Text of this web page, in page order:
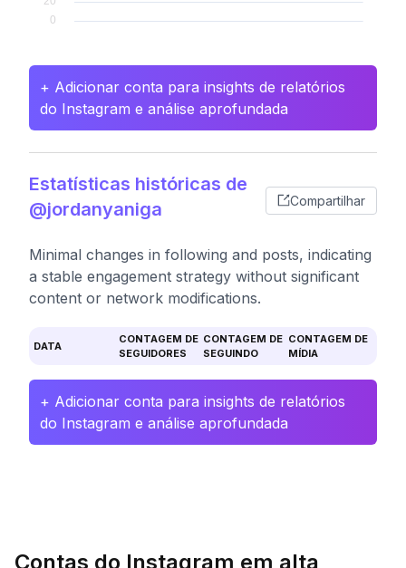
+ Adicionar conta para insights de relatórios
do Instagram e análise aprofundada
Estatísticas históricas de
@jordanyaniga
Compartilhar
Minimal changes in following and posts, indicating
a stable engagement strategy without significant
content or network modifications.
DATA
CONTAGEM DE
SEGUIDORES
CONTAGEM DE
SEGUINDO
CONTAGEM DE
MÍDIA
+ Adicionar conta para insights de relatórios
do Instagram e análise aprofundada
Contas do Instagram em alta